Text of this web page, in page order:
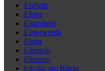
Elsfleth
Elster
Elsterberg
Elsterwerda
Elstra
Elterlein
Eltmann
Eltville am Rhein